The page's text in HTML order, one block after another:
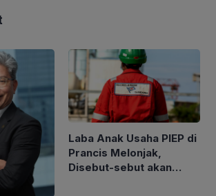
Laba Anak Usaha PIEP di
Prancis Melonjak,
Disebut-sebut akan